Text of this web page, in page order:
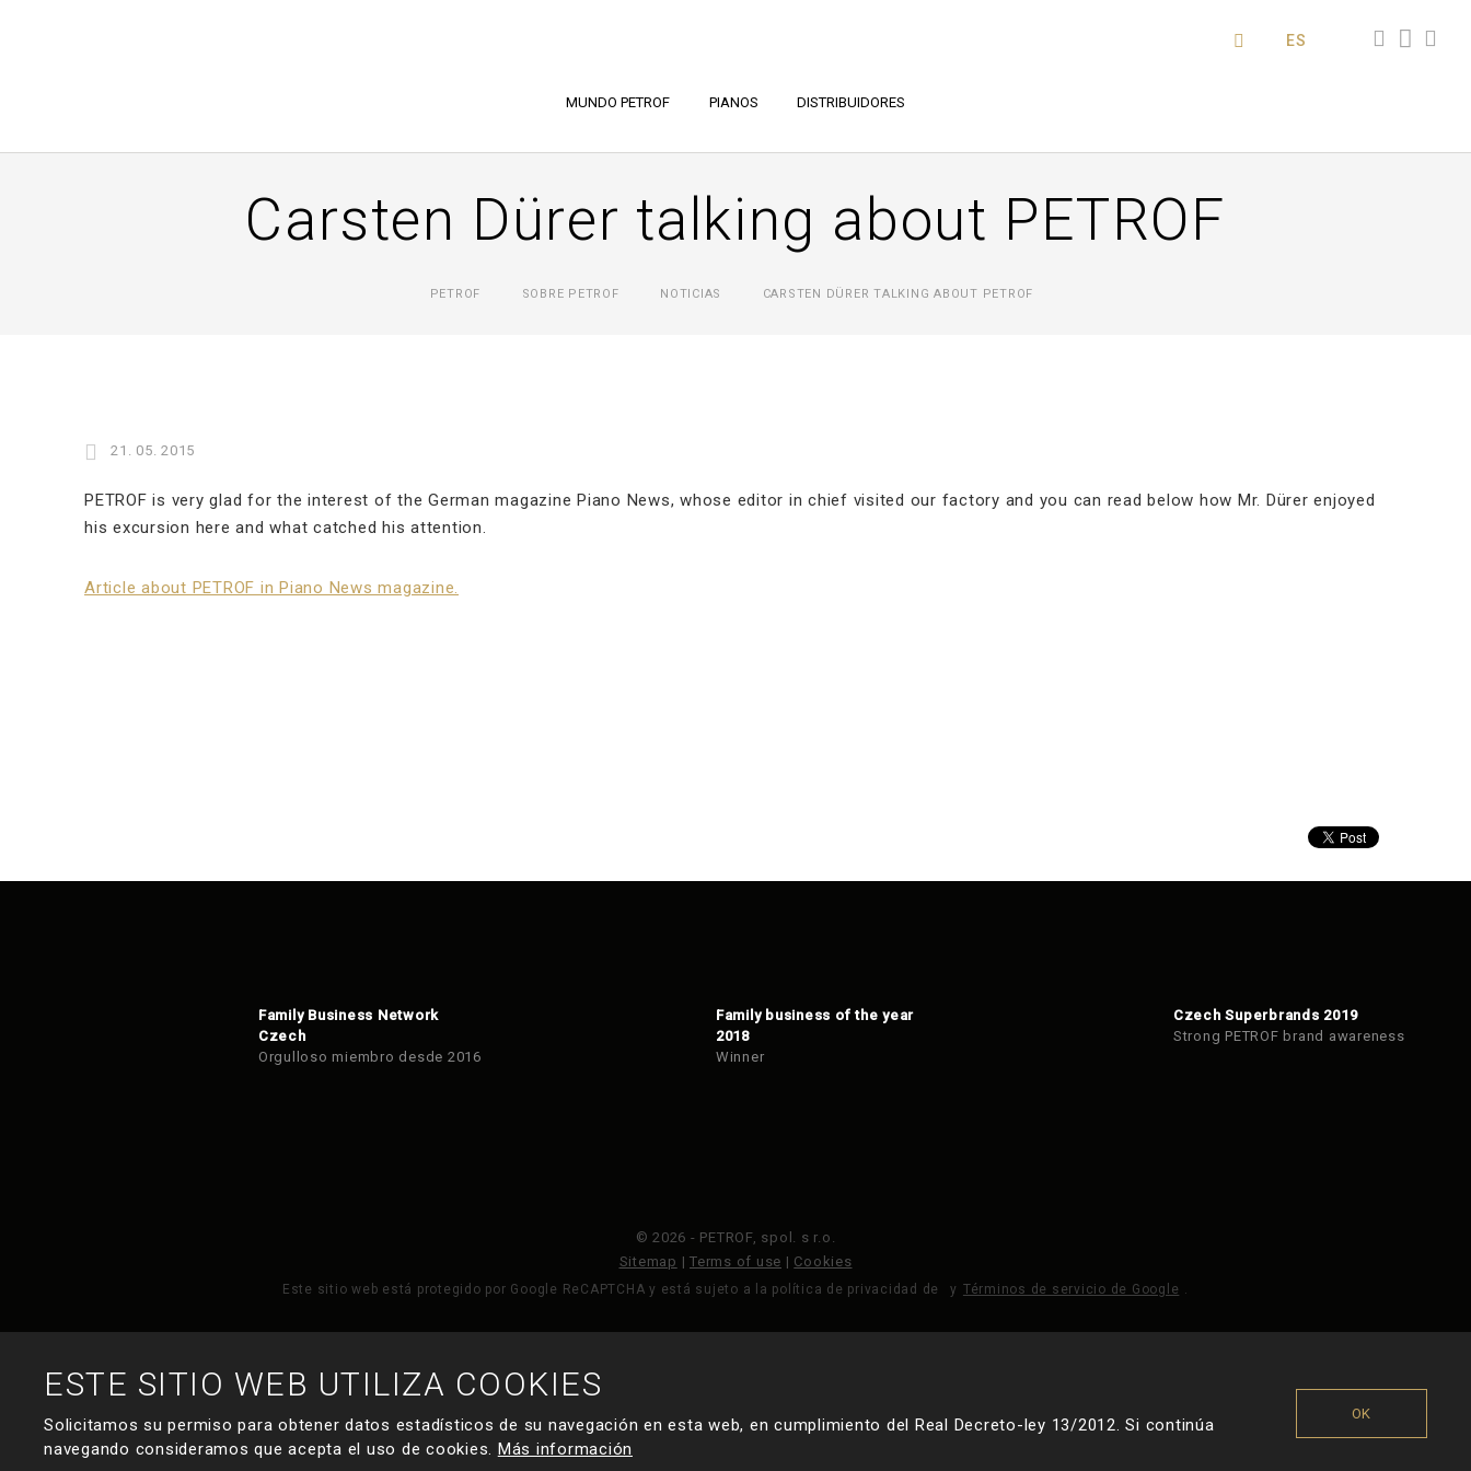
MUNDO PETROF PIANOS DISTRIBUIDORES
ES
Carsten Dürer talking about PETROF
PETROF SOBRE PETROF NOTICIAS CARSTEN DÜRER TALKING ABOUT PETROF
21. 05. 2015
PETROF is very glad for the interest of the German magazine Piano News, whose editor in chief visited our factory and you can read below how Mr. Dürer enjoyed
his excursion here and what catched his attention.
Article about PETROF in Piano News magazine.
Family Business Network
Czech
Orgulloso miembro desde 2016
Family business of the year
2018
Winner
Czech Superbrands 2019
Strong PETROF brand awareness
© 2026 - PETROF, spol. s r.o.
Sitemap | Terms of use | Cookies
Este sitio web está protegido por Google ReCAPTCHA y está sujeto a la política de privacidad de y Términos de servicio de Google .
ESTE SITIO WEB UTILIZA COOKIES
Solicitamos su permiso para obtener datos estadísticos de su navegación en esta web, en cumplimiento del Real Decreto-ley 13/2012. Si continúa
navegando consideramos que acepta el uso de cookies. Más información
OK